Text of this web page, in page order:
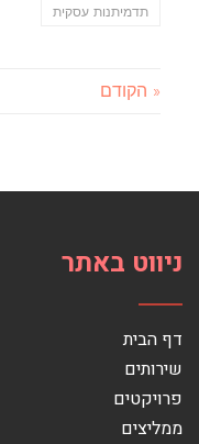
תדמיתנות עסקית
« הקודם
ניווט באתר
דף הבית
שירותים
פרויקטים
ממליצים